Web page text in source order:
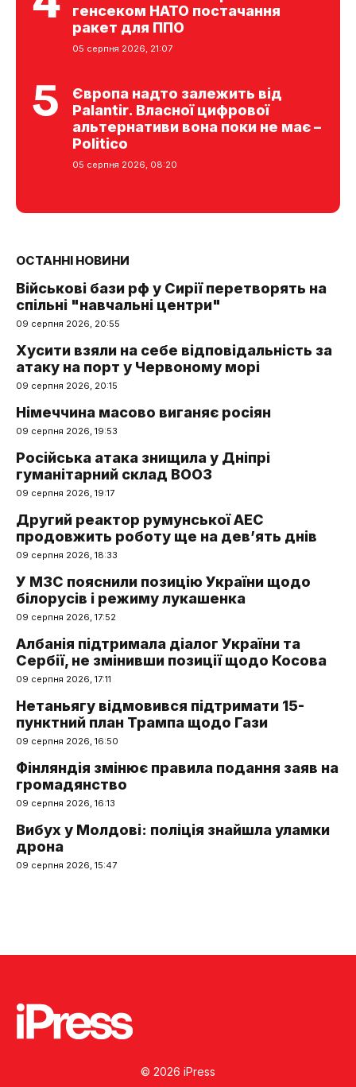
генсеком НАТО постачання
ракет для ППО
05 серпня 2026, 21:07
Європа надто залежить від
Palantir. Власної цифрової
альтернативи вона поки не має –
Politico
05 серпня 2026, 08:20
ОСТАННІ НОВИНИ
Військові бази рф у Сирії перетворять на
спільні "навчальні центри"
09 серпня 2026, 20:55
Хусити взяли на себе відповідальність за
атаку на порт у Червоному морі
09 серпня 2026, 20:15
Німеччина масово виганяє росіян
09 серпня 2026, 19:53
Російська атака знищила у Дніпрі
гуманітарний склад ВООЗ
09 серпня 2026, 19:17
Другий реактор румунської АЕС
продовжить роботу ще на дев’ять днів
09 серпня 2026, 18:33
У МЗС пояснили позицію України щодо
білорусів і режиму лукашенка
09 серпня 2026, 17:52
Албанія підтримала діалог України та
Сербії, не змінивши позиції щодо Косова
09 серпня 2026, 17:11
Нетаньягу відмовився підтримати 15-
пунктний план Трампа щодо Гази
09 серпня 2026, 16:50
Фінляндія змінює правила подання заяв на
громадянство
09 серпня 2026, 16:13
Вибух у Молдові: поліція знайшла уламки
дрона
09 серпня 2026, 15:47
© 2026 iPress